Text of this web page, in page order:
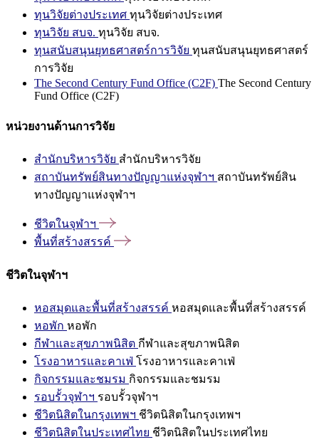
ทุนวิจัยต่างประเทศ ทุนวิจัยต่างประเทศ
ทุนวิจัย สบจ. ทุนวิจัย สบจ.
ทุนสนับสนุนยุทธศาสตร์การวิจัย ทุนสนับสนุนยุทธศาสตร์
การวิจัย
The Second Century Fund Office (C2F) The Second Century
Fund Office (C2F)
หน่วยงานด้านการวิจัย
สำนักบริหารวิจัย สำนักบริหารวิจัย
สถาบันทรัพย์สินทางปัญญาแห่งจุฬาฯ สถาบันทรัพย์สิน
ทางปัญญาแห่งจุฬาฯ
ชีวิตในจุฬาฯ
พื้นที่สร้างสรรค์
ชีวิตในจุฬาฯ
หอสมุดและพื้นที่สร้างสรรค์ หอสมุดและพื้นที่สร้างสรรค์
หอพัก หอพัก
กีฬาและสุขภาพนิสิต กีฬาและสุขภาพนิสิต
โรงอาหารและคาเฟ่ โรงอาหารและคาเฟ่
กิจกรรมและชมรม กิจกรรมและชมรม
รอบรั้วจุฬาฯ รอบรั้วจุฬาฯ
ชีวิตนิสิตในกรุงเทพฯ ชีวิตนิสิตในกรุงเทพฯ
ชีวิตนิสิตในประเทศไทย ชีวิตนิสิตในประเทศไทย